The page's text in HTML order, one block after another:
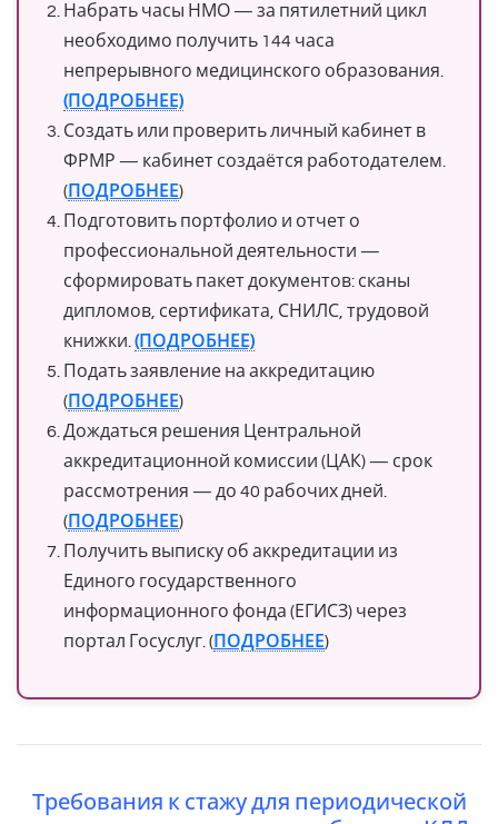
Набрать часы НМО — за пятилетний цикл
необходимо получить 144 часа
непрерывного медицинского образования.
(ПОДРОБНЕЕ)
Создать или проверить личный кабинет в
ФРМР — кабинет создаётся работодателем.
(ПОДРОБНЕЕ)
Подготовить портфолио и отчет о
профессиональной деятельности —
сформировать пакет документов: сканы
дипломов, сертификата, СНИЛС, трудовой
книжки. (ПОДРОБНЕЕ)
Подать заявление на аккредитацию
(ПОДРОБНЕЕ)
Дождаться решения Центральной
аккредитационной комиссии (ЦАК) — срок
рассмотрения — до 40 рабочих дней.
(ПОДРОБНЕЕ)
Получить выписку об аккредитации из
Единого государственного
информационного фонда (ЕГИСЗ) через
портал Госуслуг. (ПОДРОБНЕЕ)
Требования к стажу для периодической